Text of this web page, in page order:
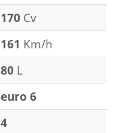
170 Cv
161 Km/h
80 L
euro 6
4